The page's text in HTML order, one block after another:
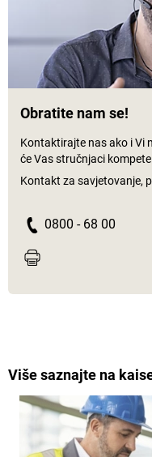
Obratite nam se!
Kontaktirajte nas ako i Vi
će Vas stručnjaci
Kontakt za savjetovanje,
0800 - 68 00
Više saznajte na